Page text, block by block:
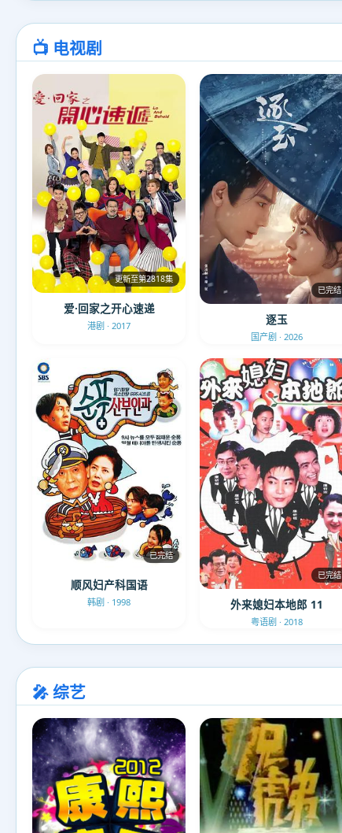
📺 电视剧
更新至第2818集
爱·回家之开心速递
港剧 · 2017
已完结
逐玉
国产剧 · 2026
已完结
顺风妇产科国语
韩剧 · 1998
已完结
外来媳妇本地郎 11
粤语剧 · 2018
🎤 综艺